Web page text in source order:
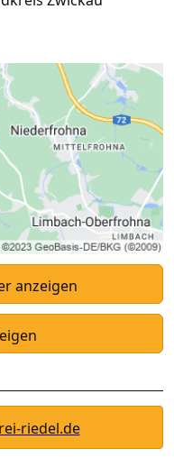
anzeigen
riedel.de